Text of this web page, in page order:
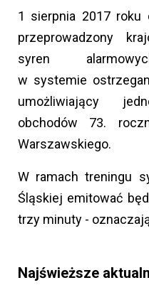
1 sierpnia 2017 roku
przeprowadzony
syren
w systemie
umożliwiający
obchodów 73.
Warszawskiego.
W ramach treningu
Śląskiej emitować
trzy minuty -
Najświeższe